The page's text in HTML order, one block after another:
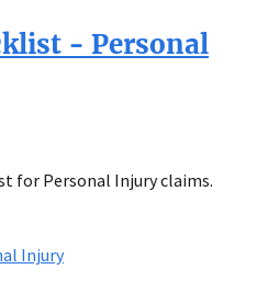
- Personal
for Personal Injury claims.
Injury